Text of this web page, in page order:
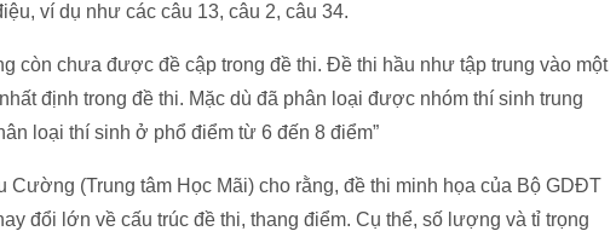
ví dụ như các câu 13, câu 2, câu 34.
còn chưa được đề cập trong đề thi. Đề thi hầu như tập trung vào một
định trong đề thi. Mặc dù đã phân loại được nhóm thí sinh trung
loại thí sinh ở phổ điểm từ 6 đến 8 điểm”
Cường (Trung tâm Học Mãi) cho rằng, đề thi minh họa của Bộ GDĐT
đổi lớn về cấu trúc đề thi, thang điểm. Cụ thể, số lượng và tỉ trọng